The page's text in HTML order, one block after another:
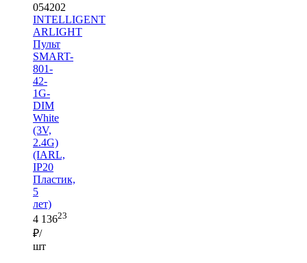
054202
INTELLIGENT
ARLIGHT
Пульт
SMART-
801-
42-
1G-
DIM
White
(3V,
2.4G)
(IARL,
IP20
Пластик,
5
лет)
4 13623
₽/
шт